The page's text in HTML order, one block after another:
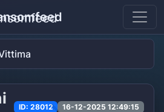
ID: 28012 16-12-2025 12:49:15